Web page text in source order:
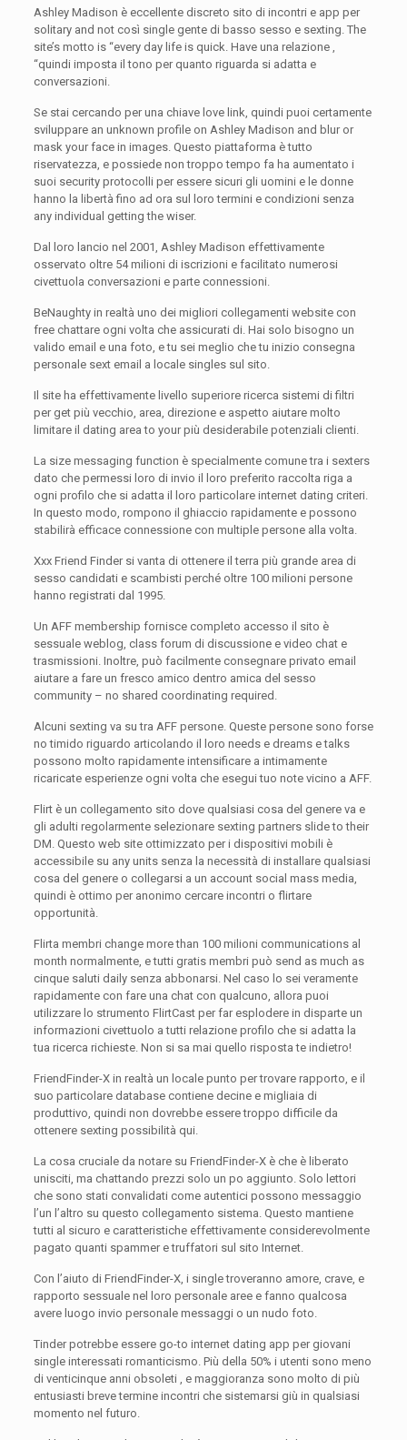
Ashley Madison è eccellente discreto sito di incontri e app per
solitary and not così single gente di basso sesso e sexting. The
site’s motto is “every day life is quick. Have una relazione ,
“quindi imposta il tono per quanto riguarda si adatta e
conversazioni.
Se stai cercando per una chiave love link, quindi puoi certamente
sviluppare an unknown profile on Ashley Madison and blur or
mask your face in images. Questo piattaforma è tutto
riservatezza, e possiede non troppo tempo fa ha aumentato i
suoi security protocolli per essere sicuri gli uomini e le donne
hanno la libertà fino ad ora sul loro termini e condizioni senza
any individual getting the wiser.
Dal loro lancio nel 2001, Ashley Madison effettivamente
osservato oltre 54 milioni di iscrizioni e facilitato numerosi
civettuola conversazioni e parte connessioni.
BeNaughty in realtà uno dei migliori collegamenti website con
free chattare ogni volta che assicurati di. Hai solo bisogno un
valido email e una foto, e tu sei meglio che tu inizio consegna
personale sext email a locale singles sul sito.
Il site ha effettivamente livello superiore ricerca sistemi di filtri
per get più vecchio, area, direzione e aspetto aiutare molto
limitare il dating area to your più desiderabile potenziali clienti.
La size messaging function è specialmente comune tra i sexters
dato che permessi loro di invio il loro preferito raccolta riga a
ogni profilo che si adatta il loro particolare internet dating criteri.
In questo modo, rompono il ghiaccio rapidamente e possono
stabilirà efficace connessione con multiple persone alla volta.
Xxx Friend Finder si vanta di ottenere il terra più grande area di
sesso candidati e scambisti perché oltre 100 milioni persone
hanno registrati dal 1995.
Un AFF membership fornisce completo accesso il sito è
sessuale weblog, class forum di discussione e video chat e
trasmissioni. Inoltre, può facilmente consegnare privato email
aiutare a fare un fresco amico dentro amica del sesso
community – no shared coordinating required.
Alcuni sexting va su tra AFF persone. Queste persone sono forse
no timido riguardo articolando il loro needs e dreams e talks
possono molto rapidamente intensificare a intimamente
ricaricate esperienze ogni volta che esegui tuo note vicino a AFF.
Flirt è un collegamento sito dove qualsiasi cosa del genere va e
gli adulti regolarmente selezionare sexting partners slide to their
DM. Questo web site ottimizzato per i dispositivi mobili è
accessibile su any units senza la necessità di installare qualsiasi
cosa del genere o collegarsi a un account social mass media,
quindi è ottimo per anonimo cercare incontri o flirtare
opportunità.
Flirta membri change more than 100 milioni communications al
month normalmente, e tutti gratis membri può send as much as
cinque saluti daily senza abbonarsi. Nel caso lo sei veramente
rapidamente con fare una chat con qualcuno, allora puoi
utilizzare lo strumento FlirtCast per far esplodere in disparte un
informazioni civettuolo a tutti relazione profilo che si adatta la
tua ricerca richieste. Non si sa mai quello risposta te indietro!
FriendFinder-X in realtà un locale punto per trovare rapporto, e il
suo particolare database contiene decine e migliaia di
produttivo, quindi non dovrebbe essere troppo difficile da
ottenere sexting possibilità qui.
La cosa cruciale da notare su FriendFinder-X è che è liberato
unisciti, ma chattando prezzi solo un po aggiunto. Solo lettori
che sono stati convalidati come autentici possono messaggio
l’un l’altro su questo collegamento sistema. Questo mantiene
tutti al sicuro e caratteristiche effettivamente considerevolmente
pagato quanti spammer e truffatori sul sito Internet.
Con l’aiuto di FriendFinder-X, i single troveranno amore, crave, e
rapporto sessuale nel loro personale aree e fanno qualcosa
avere luogo invio personale messaggi o un nudo foto.
Tinder potrebbe essere go-to internet dating app per giovani
single interessati romanticismo. Più della 50% i utenti sono meno
di venticinque anni obsoleti , e maggioranza sono molto di più
entusiasti breve termine incontri che sistemarsi giù in qualsiasi
momento nel futuro.